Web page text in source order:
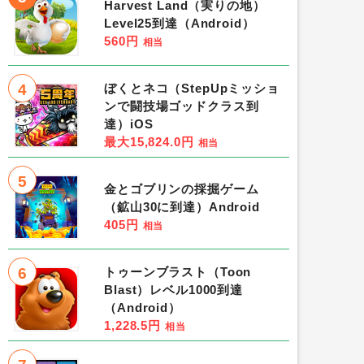
Harvest Land（実りの地）
Level25到達（Android）
560円 相当
4
ぼくとネコ（StepUpミッショ
ンで闘技場ゴッドクラス到
達）iOS
最大15,824.0円 相当
5
金とゴブリンの採掘ゲーム
（鉱山30に到達）Android
405円 相当
6
トゥーンブラスト（Toon
Blast）レベル1000到達
（Android）
1,228.5円 相当